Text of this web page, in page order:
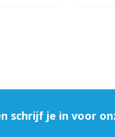
schrijf je in voor